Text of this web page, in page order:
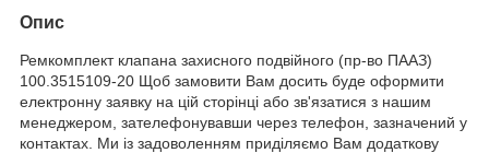
Опис
Ремкомплект клапана захисного подвійного (пр-во ПААЗ)
100.3515109-20 Щоб замовити Вам досить буде оформити
електронну заявку на цій сторінці або зв'язатися з нашим
менеджером, зателефонувавши через телефон, зазначений у
контактах. Ми із задоволенням приділяємо Вам додаткову